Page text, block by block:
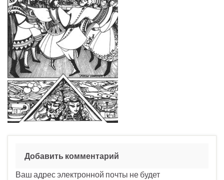
Добавить комментарий
Ваш адрес электронной почты не будет